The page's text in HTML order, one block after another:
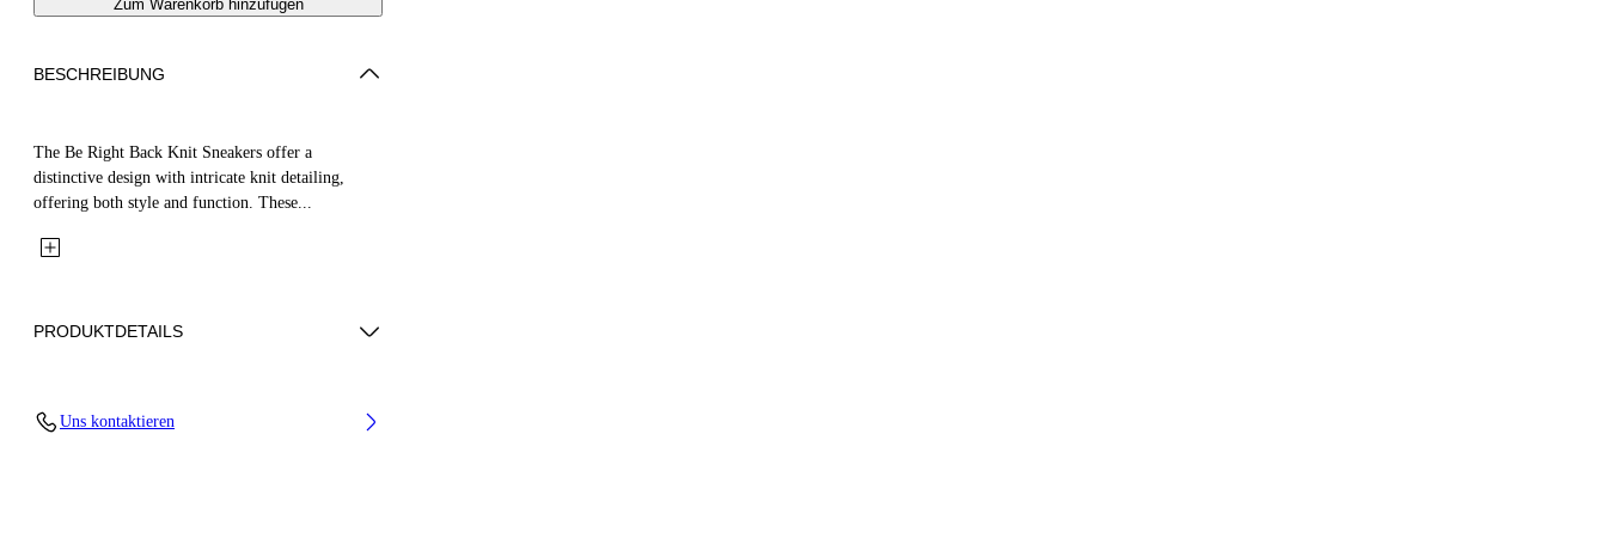
Zum Warenkorb hinzufügen
BESCHREIBUNG
The Be Right Back Knit Sneakers offer a
distinctive design with intricate knit detailing,
offering both style and function. These...
PRODUKTDETAILS
100% Rubber, Lining: 100% Polyester
Uns kontaktieren